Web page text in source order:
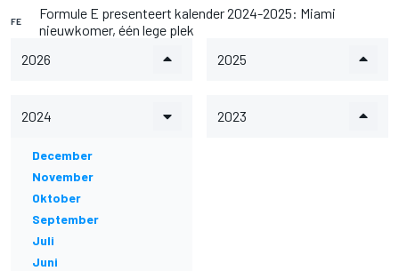
FE
Formule E presenteert kalender 2024-2025: Miami
nieuwkomer, één lege plek
2026
2025
2024
December
November
Oktober
September
Juli
Juni
2023